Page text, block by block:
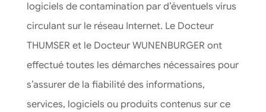
logiciels de contamination par d’éventuels virus
circulant sur le réseau Internet. Le Docteur
THUMSER et le Docteur WUNENBURGER ont
effectué toutes les démarches nécessaires pour
s’assurer de la fiabilité des informations,
services, logiciels ou produits contenus sur ce